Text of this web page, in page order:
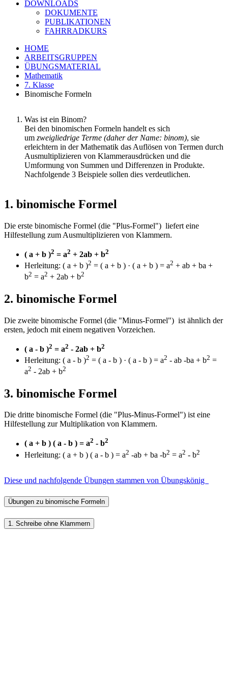
DOWNLOADS
DOKUMENTE
PUBLIKATIONEN
FAHRRADKURS
HOME
ARBEITSGRUPPEN
ÜBUNGSMATERIAL
Mathematik
7. Klasse
Binomische Formeln
Was ist ein Binom?
Bei den binomischen Formeln handelt es sich
um zweigliedrige Terme (daher der Name: binom), sie
erleichtern in der Mathematik das Auflösen von Termen durch
Ausmultiplizieren von Klammerausdrücken und die
Umformung von Summen und Differenzen in Produkte.
Nachfolgende 3 Beispiele sollen dies verdeutlichen.
1. binomische Formel
Die erste binomische Formel (die "Plus-Formel") liefert eine
Hilfestellung zum Ausmultiplizieren von Klammern.
( a + b )2 = a2 + 2ab + b2
Herleitung: ( a + b )2 = ( a + b ) · ( a + b ) = a2 + ab + ba +
b2 = a2 + 2ab + b2
2. binomische Formel
Die zweite binomische Formel (die "Minus-Formel") ist ähnlich der
ersten, jedoch mit einem negativen Vorzeichen.
( a - b )2 = a2 - 2ab + b2
Herleitung: ( a - b )2 = ( a - b ) · ( a - b ) = a2 - ab -ba + b2 =
a2 - 2ab + b2
3. binomische Formel
Die dritte binomische Formel (die "Plus-Minus-Formel") ist eine
Hilfestellung zur Multiplikation von Klammern.
( a + b ) ( a - b ) = a2 - b2
Herleitung: ( a + b ) ( a - b ) = a2 -ab + ba -b2 = a2 - b2
Diese und nachfolgende Übungen stammen von Übungskönig
Übungen zu binomische Formeln
1. Schreibe ohne Klammern